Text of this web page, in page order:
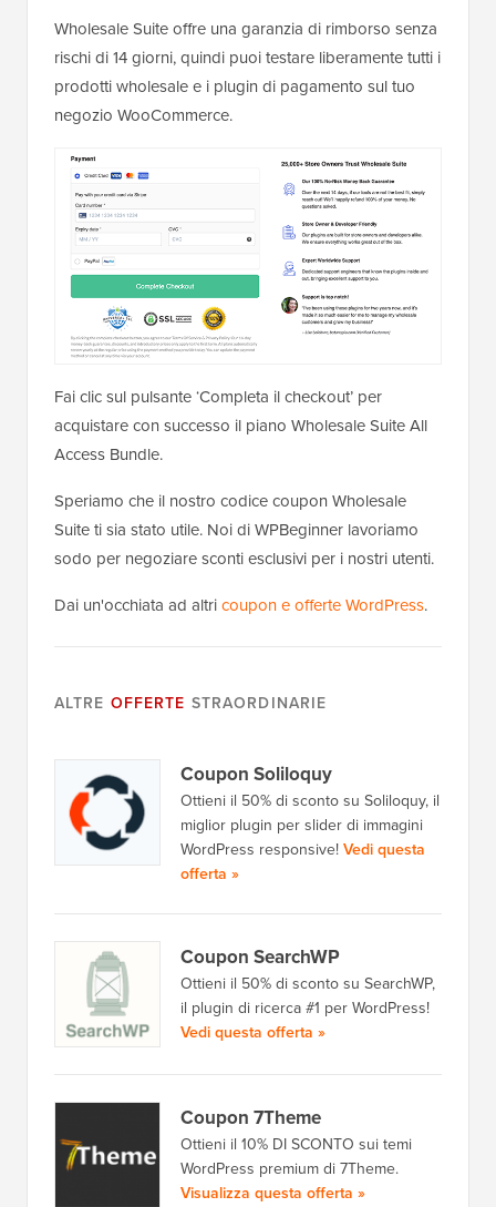
Wholesale Suite offre una garanzia di rimborso senza
rischi di 14 giorni, quindi puoi testare liberamente tutti i
prodotti wholesale e i plugin di pagamento sul tuo
negozio WooCommerce.
Fai clic sul pulsante ‘Completa il checkout’ per
acquistare con successo il piano Wholesale Suite All
Access Bundle.
Speriamo che il nostro codice coupon Wholesale
Suite ti sia stato utile. Noi di WPBeginner lavoriamo
sodo per negoziare sconti esclusivi per i nostri utenti.
Dai un'occhiata ad altricoupon e offerte WordPress.
ALTRE OFFERTE STRAORDINARIE
Coupon Soliloquy
Ottieni il 50% di sconto su Soliloquy, il
miglior plugin per slider di immagini
WordPress responsive!Vedi questa
offerta »
Coupon SearchWP
Ottieni il 50% di sconto su SearchWP,
il plugin di ricerca #1 per WordPress!
Vedi questa offerta »
Coupon 7Theme
Ottieni il 10% DI SCONTO sui temi
WordPress premium di 7Theme.
Visualizza questa offerta »